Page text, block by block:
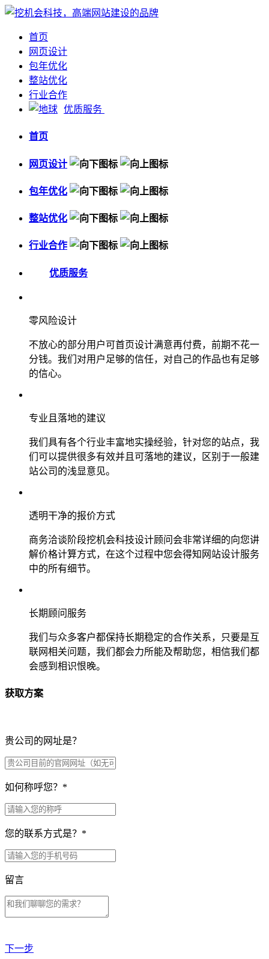
首页
网页设计
包年优化
整站优化
行业合作
优质服务
首页
网页设计
包年优化
整站优化
行业合作
优质服务
零风险设计
不放心的部分用户可首页设计满意再付费，前期不花一
分钱。我们对用户足够的信任，对自己的作品也有足够
的信心。
专业且落地的建议
我们具有各个行业丰富地实操经验，针对您的站点，我
们可以提供很多有效并且可落地的建议，区别于一般建
站公司的浅显意见。
透明干净的报价方式
商务洽谈阶段挖机会科技设计顾问会非常详细的向您讲
解价格计算方式，在这个过程中您会得知网站设计服务
中的所有细节。
长期顾问服务
我们与众多客户都保持长期稳定的合作关系，只要是互
联网相关问题，我们都会力所能及帮助您，相信我们都
会感到相识恨晚。
获取方案
贵公司的网址是？
如何称呼您？ *
您的联系方式是？ *
留言
下一步